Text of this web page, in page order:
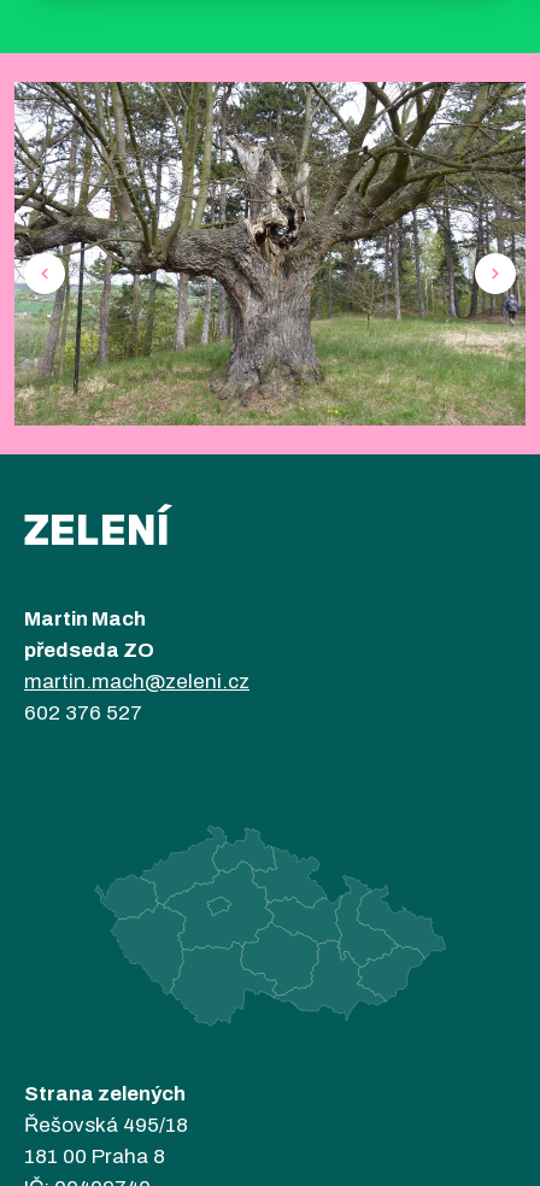
ZELENÍ
Martin Mach
předseda ZO
martin.mach@zeleni.cz
602 376 527
Strana zelených
Řešovská 495/18
181 00 Praha 8